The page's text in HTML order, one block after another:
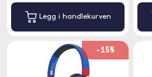
Legg i handlekurven
-15%